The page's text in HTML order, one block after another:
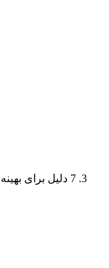
7 دلیل برای بهینه سازی انرژی با هوشمند سازی ساختمان